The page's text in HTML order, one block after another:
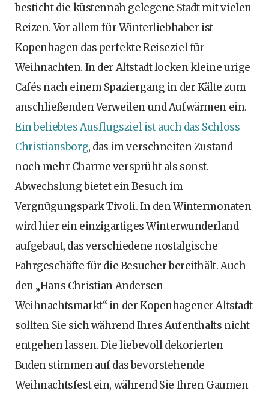
besticht die küstennah gelegene Stadt mit vielen
Reizen. Vor allem für Winterliebhaber ist
Kopenhagen das perfekte Reiseziel für
Weihnachten. In der Altstadt locken kleine urige
Cafés nach einem Spaziergang in der Kälte zum
anschließenden Verweilen und Aufwärmen ein.
Ein beliebtes Ausflugsziel ist auch das Schloss
Christiansborg, das im verschneiten Zustand
noch mehr Charme versprüht als sonst.
Abwechslung bietet ein Besuch im
Vergnügungspark Tivoli. In den Wintermonaten
wird hier ein einzigartiges Winterwunderland
aufgebaut, das verschiedene nostalgische
Fahrgeschäfte für die Besucher bereithält. Auch
den „Hans Christian Andersen
Weihnachtsmarkt“ in der Kopenhagener Altstadt
sollten Sie sich während Ihres Aufenthalts nicht
entgehen lassen. Die liebevoll dekorierten
Buden stimmen auf das bevorstehende
Weihnachtsfest ein, während Sie Ihren Gaumen